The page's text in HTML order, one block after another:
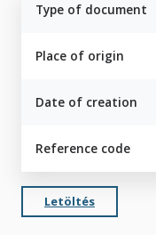
Type of document
Place of origin
Date of creation
Reference code
Letöltés